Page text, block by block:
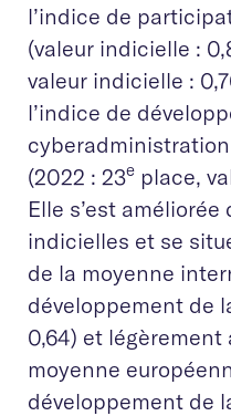
l’indice de
(valeur indicielle :
valeur indicielle :
l’indice de
(2022 : 23e place,
Elle s’est
indicielles et se
de la moyenne
développement de
0,64) et légèrement
moyenne
développement de